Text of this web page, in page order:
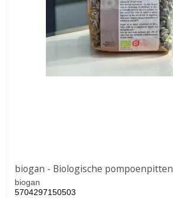
biogan - Biologische pompoenpitten
biogan
5704297150503